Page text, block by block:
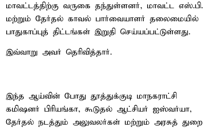
மாவட்டத்திற்கு வருகை தந்துள்ளனர், மாவட்ட எஸ்.பி.
மற்றும் தேர்தல் காவல் பார்வையாளர் தலைமையில்
பாதுகாப்புத் திட்டங்கள் இறுதி செய்யப்பட்டுள்ளது.
இவ்வாறு அவர் தெரிவித்தார்.
இந்த ஆய்வின் போது தூத்துக்குடி மாநகராட்சி
கமிஷனர் பிரியங்கா, கூடுதல் ஆட்சியர் ஐஸ்வர்யா,
தேர்தல் நடத்தும் அலுவலர்கள் மற்றும் அரசுத் துறை